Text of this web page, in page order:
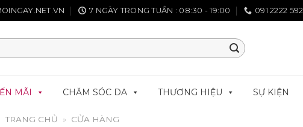
7 NGÀY TRONG TUẦN : 08:30 - 19:00 091 2222 592
MÃI CHĂM SÓC DA THƯƠNG HIỆU SỰ KIỆN
TRANG CHỦ » CỬA HÀNG